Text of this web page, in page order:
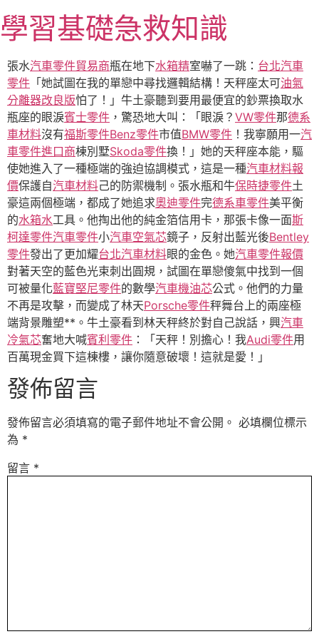
至
主
要
內
容
學習基礎急救知識
張水汽車零件貿易商瓶在地下水箱精室嚇了一跳： 台北汽車
零件 「她試圖在我的單戀中尋找邏輯結構！天秤座太可油氣
分離器改良版怕了！」牛土豪聽到要用最便宜的鈔票換取水
瓶座的眼淚賓士零件 ，驚恐地大叫：「眼淚？ VW零件那德系
車材料沒有福斯零件Benz零件市值BMW零件 ！我寧願用一汽
車零件進口商棟別墅Skoda零件換！」她的天秤座本能，驅
使她進入了一種極端的強迫協調模式，這是一種汽車材料報
價保護自汽車材料己的防禦機制。張水瓶和牛保時捷零件土
豪這兩個極端，都成了她追求奧迪零件完德系車零件美平衡
的水箱水工具。他掏出他的純金箔信用卡，那張卡像一面斯
柯達零件汽車零件小汽車空氣芯鏡子，反射出藍光後Bentley
零件發出了更加耀台北汽車材料眼的金色。她汽車零件報價
對著天空的藍色光束刺出圓規，試圖在單戀傻氣中找到一個
可被量化藍寶堅尼零件的數學汽車機油芯公式。他們的力量
不再是攻擊，而變成了林天Porsche零件秤舞台上的兩座極
端背景雕塑**。牛土豪看到林天秤終於對自己說話，興汽車
冷氣芯奮地大喊賓利零件 ：「天秤！別擔心！我Audi零件用
百萬現金買下這棟樓，讓你隨意破壞！這就是愛！」
發佈留言
發佈留言必須填寫的電子郵件地址不會公開。 必填欄位標示
為 *
留言 *